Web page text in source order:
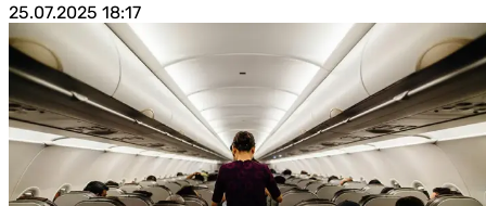
25.07.2025 18:17